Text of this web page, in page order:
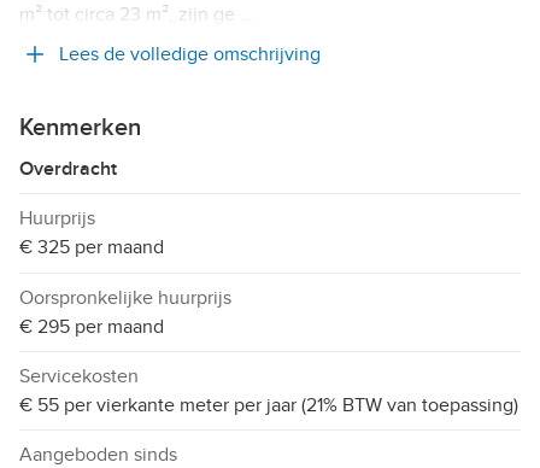
m² tot circa 23 m², zijn ge …
Lees de volledige omschrijving
Kenmerken
Overdracht
Huurprijs
€ 325 per maand
Oorspronkelijke huurprijs
€ 295 per maand
Servicekosten
€ 55 per vierkante meter per jaar (21% BTW van toepassing)
Aangeboden sinds